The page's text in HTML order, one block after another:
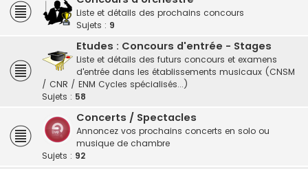
Liste et détails des prochains concours
Sujets : 9
Etudes : Concours d'entrée - Stages
Liste et détails des futurs concours et examens
d'entrée dans les établissements musicaux (CNSM
/ CNR / ENM Cycles spécialisés...)
Sujets : 58
Concerts / Spectacles
Annoncez vos prochains concerts en solo ou
musique de chambre
Sujets : 92